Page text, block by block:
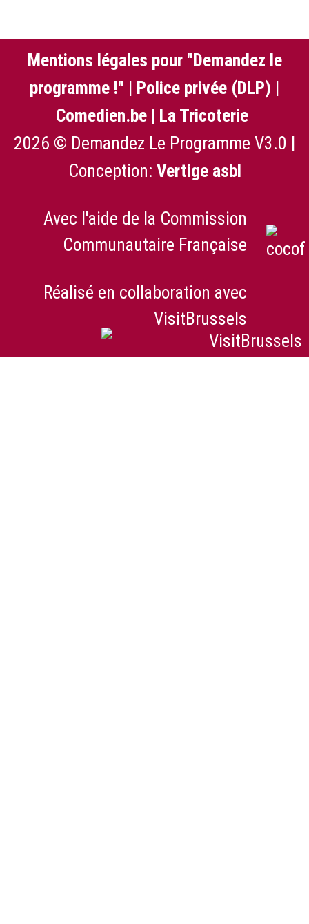
Mentions légales pour "Demandez le
programme !" | Police privée (DLP) |
Comedien.be | La Tricoterie
2026 © Demandez Le Programme V3.0 |
Conception: Vertige asbl
Avec l'aide de la Commission
Communautaire Française
Réalisé en collaboration avec
VisitBrussels